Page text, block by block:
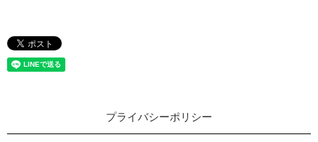
プライバシーポリシー